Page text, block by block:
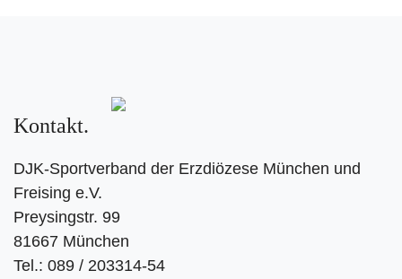
Kontakt
DJK-Sportverband der Erzdiözese München und
Freising e.V.
Preysingstr. 99
81667 München
Tel.: 089 / 203314-54